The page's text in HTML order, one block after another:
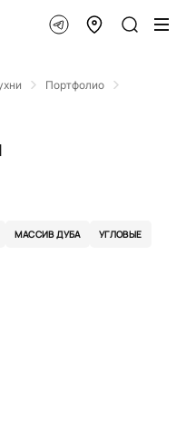
Портфолио
МАССИВ ДУБА УГЛОВЫЕ